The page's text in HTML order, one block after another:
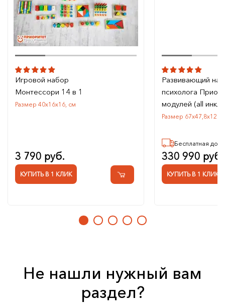
Игровой набор
Монтессори 14 в 1
Размер 40х16х16, см
3 790 руб.
КУПИТЬ В 1 КЛИК
Развивающий
психолога
модулей (all
Размер 67х47,8х120,
Бесплатная
330 990 руб.
КУПИТЬ В 1 КЛИК
Не нашли нужный вам
раздел?